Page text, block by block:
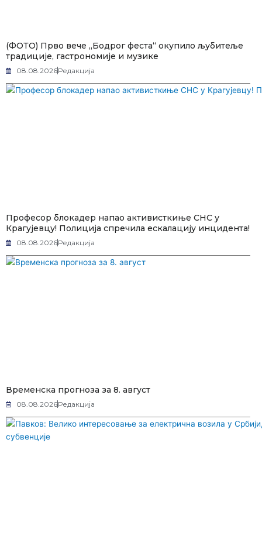
(ФОТО) Прво вече „Бодрог феста“ окупило љубитеље
традиције, гастрономије и музике
08.08.2026Редакција
Професор блокадер напао активисткиње СНС у
Крагујевцу! Полиција спречила ескалацију инцидента!
08.08.2026Редакција
Временска прогноза за 8. август
08.08.2026Редакција